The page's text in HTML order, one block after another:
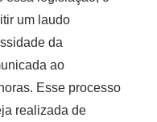
um laudo
da
ao
Esse processo
realizada de